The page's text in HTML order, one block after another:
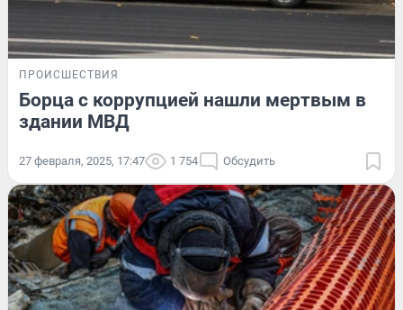
ПРОИСШЕСТВИЯ
Борца с коррупцией нашли мертвым в
здании МВД
27 февраля, 2025, 17:47 1 754 Обсудить